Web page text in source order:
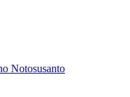
Notosusanto